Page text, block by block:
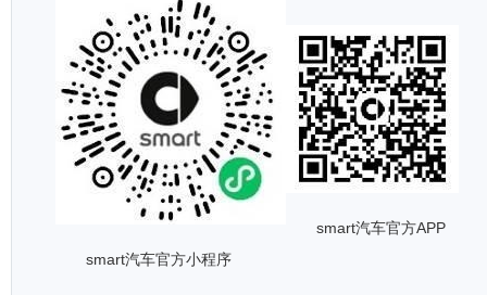
smart汽车官方小程序
smart汽车官方APP